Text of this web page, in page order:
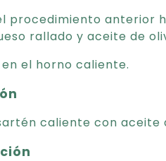
procedimiento anterior
rallado y aceite de
el horno caliente.
caliente con aceite